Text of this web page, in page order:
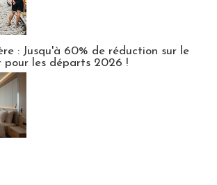
: Jusqu'à 60% de réduction sur le
pour les départs 2026 !